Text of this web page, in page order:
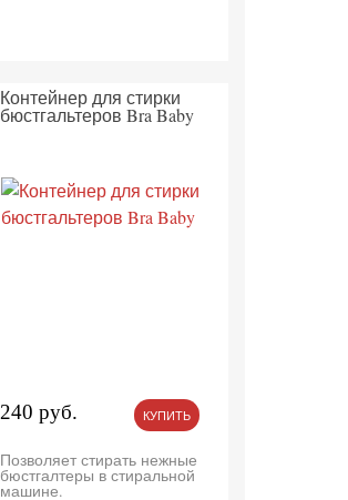
Контейнер для стирки
бюстгальтеров Bra Baby
240 руб. КУПИТЬ
Позволяет стирать нежные
бюстгалтеры в стиральной
машине.